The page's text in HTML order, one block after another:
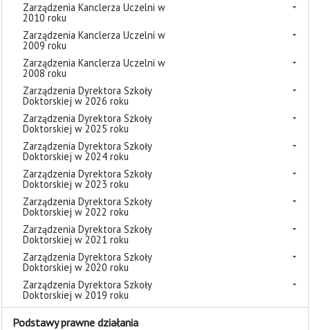
Zarządzenia Kanclerza Uczelni w
2010 roku
Zarządzenia Kanclerza Uczelni w
2009 roku
Zarządzenia Kanclerza Uczelni w
2008 roku
Zarządzenia Dyrektora Szkoły
Doktorskiej w 2026 roku
Zarządzenia Dyrektora Szkoły
Doktorskiej w 2025 roku
Zarządzenia Dyrektora Szkoły
Doktorskiej w 2024 roku
Zarządzenia Dyrektora Szkoły
Doktorskiej w 2023 roku
Zarządzenia Dyrektora Szkoły
Doktorskiej w 2022 roku
Zarządzenia Dyrektora Szkoły
Doktorskiej w 2021 roku
Zarządzenia Dyrektora Szkoły
Doktorskiej w 2020 roku
Zarządzenia Dyrektora Szkoły
Doktorskiej w 2019 roku
Podstawy prawne działania